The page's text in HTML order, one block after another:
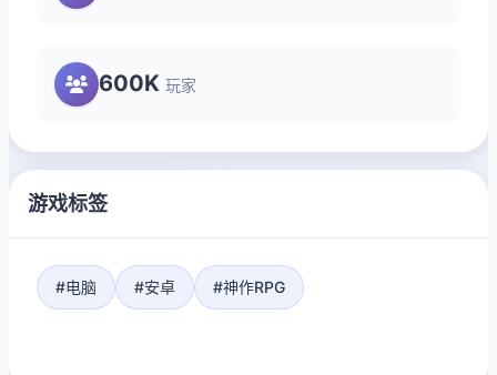
600K 玩家
游戏标签
#电脑 #安卓 #神作RPG